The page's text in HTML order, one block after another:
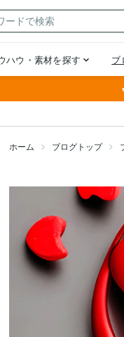
ホーム ブログトップ